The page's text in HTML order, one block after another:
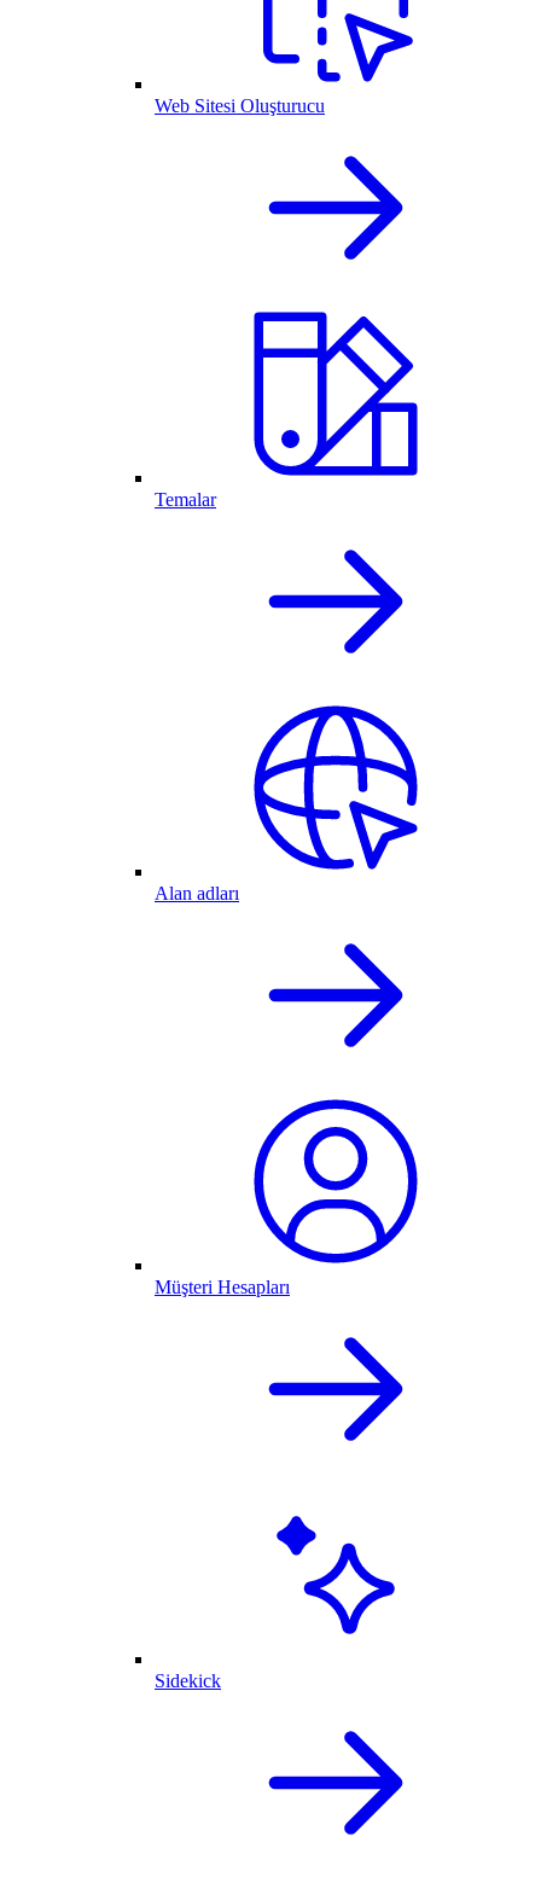
Web Sitesi Oluşturucu
Temalar
Alan adları
Müşteri Hesapları
Sidekick